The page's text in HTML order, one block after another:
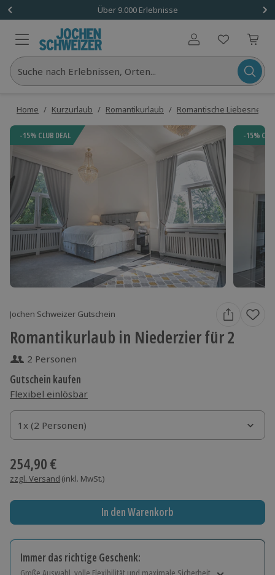
Über 9.000 Erlebnisse
Benutzerkonto
Suche nach Erlebnissen, Orten...
Home / Kurzurlaub / Romantikurlaub / Romantische Liebesnester
-15% CLUB DEAL -15%
Jochen Schweizer Gutschein
Romantikurlaub in Niederzier für 2
2 Personen
Gutschein kaufen
Flexibel einlösbar
1x (2 Personen)
1x (2 Personen)
1x (2 Personen)
254,90 €
zzgl. Versand (inkl. MwSt.)
In den Warenkorb
Immer das richtige Geschenk:
Große Auswahl, volle Flexibilität und maximale Sicherheit